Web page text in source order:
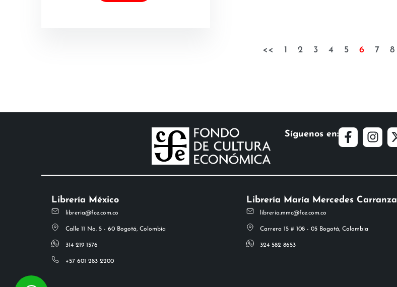
<< 1 2 3 4 5 6 7 8
Síguenos en:
Librería México
libreria@fce.com.co
Calle 11 No. 5 - 60 Bogotá, Colombia
314 219 1576
+57 601 283 2200
Librería María Mercedes Carranza
libreria.mmc@fce.com.co
Carrera 15 # 108 - 05 Bogotá, Colombia
324 582 8653